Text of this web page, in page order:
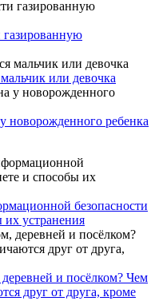
или девочка
новорожденного ребенка
безопасности
их устранения
и посёлком? Чем
друг от друга, кроме